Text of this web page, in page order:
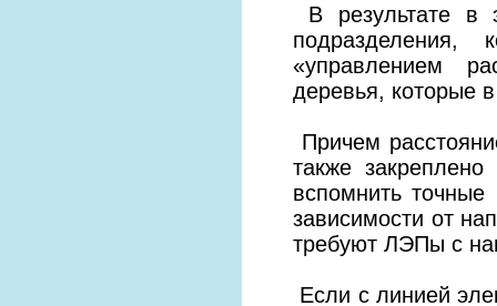
В результате в
«управлением
деревья, которые
Причем
также
вспомнить
зависимости от
требуют ЛЭПы с
Если с линией